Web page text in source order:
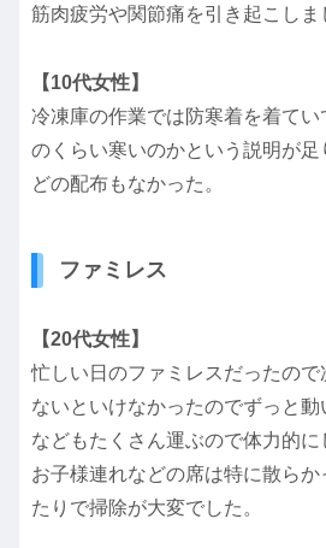
筋肉疲労や関節痛を引き起こしま
【10代女性】
冷凍庫の作業では防寒着を着て
のくらい寒いのかという説明が
どの配布もなかった。
ファミレス
【20代女性】
忙しい日のファミレスだったの
ないといけなかったのでずっと動
などもたくさん運ぶので体力的に
お子様連れなどの席は特に散ら
たりで掃除が大変でした。